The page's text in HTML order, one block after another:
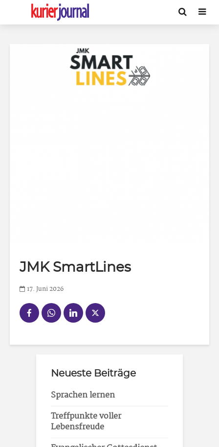
JMK SmartLines
17. Juni 2026
Neueste Beiträge
Sprachen lernen
Treffpunkte voller
Lebensfreude